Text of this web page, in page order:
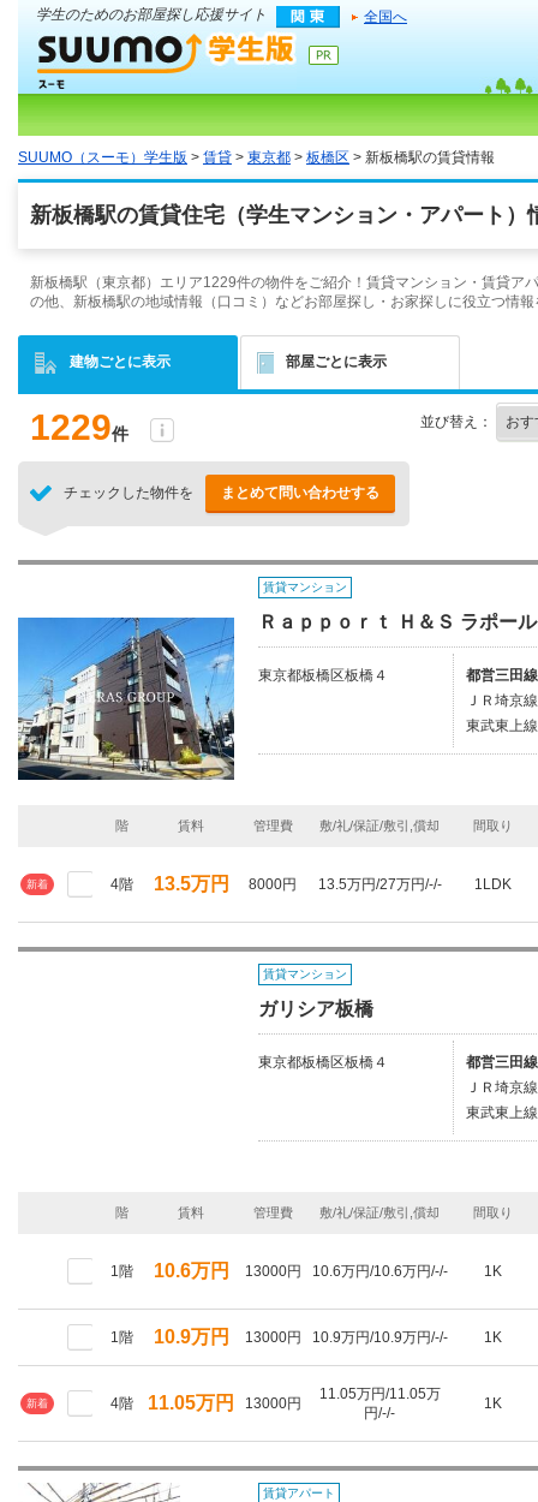
学生のためのお部屋探し応援サイト 全国へ
SUUMO（スーモ）学生版 > 賃貸 > 東京都 > 板橋区 > 新板橋駅の賃貸情報
新板橋駅の賃貸住宅（学生マンション・アパート）
新板橋駅（東京都）エリア1229件の物件をご紹介！賃貸マンション・賃貸
の他、新板橋駅の地域情報（口コミ）などお部屋探し・お家探しに役立つ情
建物ごとに表示 部屋ごとに表示
1229件
並び替え：
チェックした物件を まとめて問い合わせする
賃貸マンション
Ｒａｐｐｏｒｔ Ｈ＆Ｓ ラポー
東京都板橋区板橋４
都営三田
ＪＲ埼京
東武東上
階 賃料 管理費 敷/礼/保証/敷引,償却 間取り
新着 4階 13.5万円 8000円 13.5万円/27万円/-/- 1LDK
賃貸マンション
ガリシア板橋
東京都板橋区板橋４
都営三田
ＪＲ埼京
東武東上
階 賃料 管理費 敷/礼/保証/敷引,償却 間取り
1階 10.6万円 13000円 10.6万円/10.6万円/-/- 1K
1階 10.9万円 13000円 10.9万円/10.9万円/-/- 1K
新着 4階 11.05万円 13000円
11.05万円/11.05万
円/-/-
1K
賃貸アパート